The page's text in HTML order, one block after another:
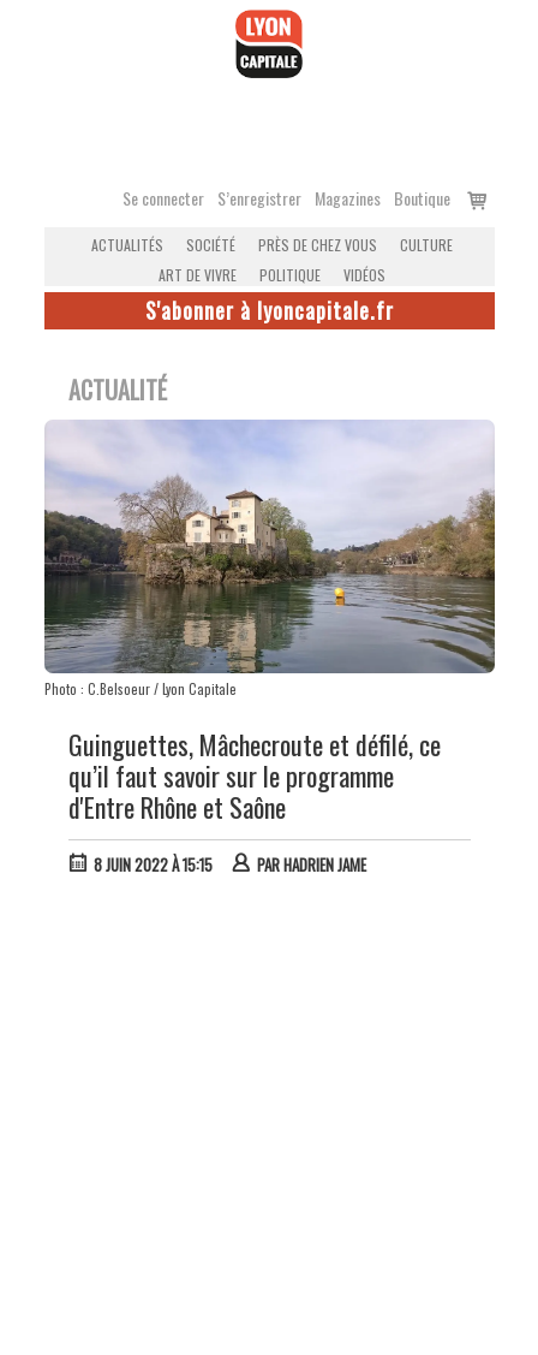
Se connecter S’enregistrer Magazines Boutique
Voir
ACTUALITÉS SOCIÉTÉ PRÈS DE CHEZ VOUS
CULTURE
ART DE VIVRE
POLITIQUE VIDÉOS
S'abonner à lyoncapitale.fr
ACTUALITÉ
Photo : C.Belsoeur / Lyon Capitale
Guinguettes, Mâchecroute et défilé, ce
qu’il faut savoir sur le programme
d'Entre Rhône et Saône
8 JUIN 2022 À 15:15 PARHADRIEN JAME